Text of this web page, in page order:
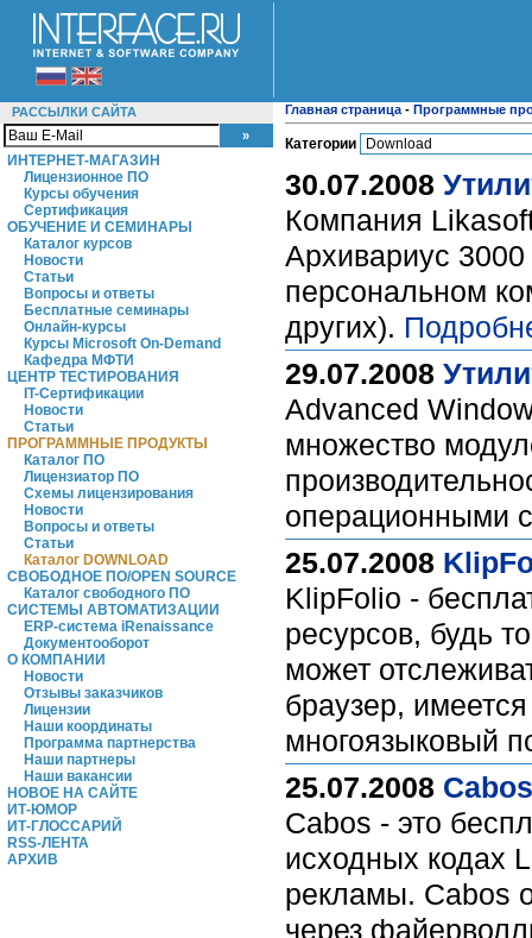
РАССЫЛКИ САЙТА
ИНТЕРНЕТ-МАГАЗИН
Лицензионное ПО
Курсы обучения
Сертификация
ОБУЧЕНИЕ И СЕМИНАРЫ
Каталог курсов
Новости
Статьи
Вопросы и ответы
Бесплатные семинары
Онлайн-курсы
Курсы Microsoft On-Demand
Кафедра МФТИ
ЦЕНТР ТЕСТИРОВАНИЯ
IT-Сертификации
Новости
Статьи
ПРОГРАММНЫЕ ПРОДУКТЫ
Каталог ПО
Лицензиатор ПО
Схемы лицензирования
Новости
Вопросы и ответы
Статьи
Каталог DOWNLOAD
СВОБОДНОЕ ПО/OPEN SOURCE
Каталог свободного ПО
СИСТЕМЫ АВТОМАТИЗАЦИИ
ERP-система iRenaissance
Документооборот
О КОМПАНИИ
Новости
Отзывы заказчиков
Лицензии
Наши координаты
Программа партнерства
Наши партнеры
Наши вакансии
НОВОЕ НА САЙТЕ
ИТ-ЮМОР
ИТ-ГЛОССАРИЙ
RSS-ЛЕНТА
АРХИВ
Главная страница - Программные
Категории
30.07.2008
Компания
Архивариус 3000
персональном
других).
29.07.2008
Advanced
множество
операционными
25.07.2008
KlipFolio -
ресурсов, будь
может
браузер,
многоязыковый
25.07.2008
Cabos - это
исходных кодах
рекламы. Cabos
через